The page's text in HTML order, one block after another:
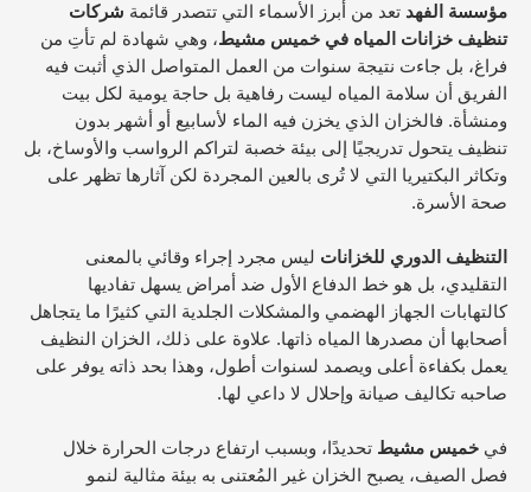
مؤسسة الفهد تعد من أبرز الأسماء التي تتصدر قائمة شركات
تنظيف خزانات المياه في خميس مشيط، وهي شهادة لم تأتِ من
فراغ، بل جاءت نتيجة سنوات من العمل المتواصل الذي أثبت فيه
الفريق أن سلامة المياه ليست رفاهية بل حاجة يومية لكل بيت
ومنشأة. فالخزان الذي يخزن فيه الماء لأسابيع أو أشهر بدون
تنظيف يتحول تدريجيًا إلى بيئة خصبة لتراكم الرواسب والأوساخ، بل
وتكاثر البكتيريا التي لا تُرى بالعين المجردة لكن آثارها تظهر على
صحة الأسرة.
التنظيف الدوري للخزانات ليس مجرد إجراء وقائي بالمعنى
التقليدي، بل هو خط الدفاع الأول ضد أمراض يسهل تفاديها
كالتهابات الجهاز الهضمي والمشكلات الجلدية التي كثيرًا ما يتجاهل
أصحابها أن مصدرها المياه ذاتها. علاوة على ذلك، الخزان النظيف
يعمل بكفاءة أعلى ويصمد لسنوات أطول، وهذا بحد ذاته يوفر على
صاحبه تكاليف صيانة وإحلال لا داعي لها.
في خميس مشيط تحديدًا، وبسبب ارتفاع درجات الحرارة خلال
فصل الصيف، يصبح الخزان غير المُعتنى به بيئة مثالية لنمو